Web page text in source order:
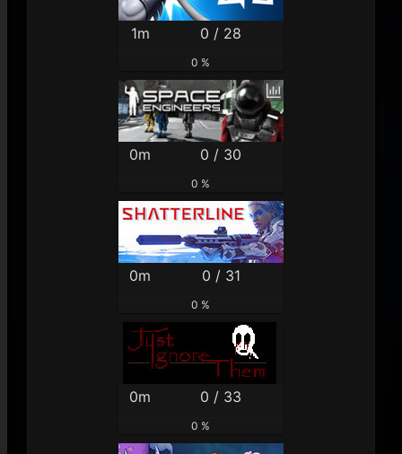
1m 0 / 28
0 %
0m 0 / 30
0 %
0m 0 / 31
0 %
0m 0 / 33
0 %